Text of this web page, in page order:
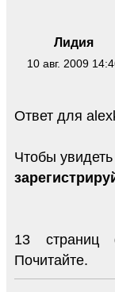
Лидия
10 авг. 2009
Ответ для
Чтобы
13 страниц
Почитайте.